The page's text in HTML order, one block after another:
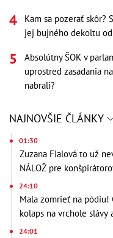
Kam sa pozerať skôr?
jej bujného dekoltu
Absolútny ŠOK v
uprostred zasadania
nabrali?
NAJNOVŠIE ČLÁNKY
01:30
Zuzana Fialová to už
NÁLOŽ pre
24:10
Mala zomrieť na pódiu!
kolaps na vrchole
24:01